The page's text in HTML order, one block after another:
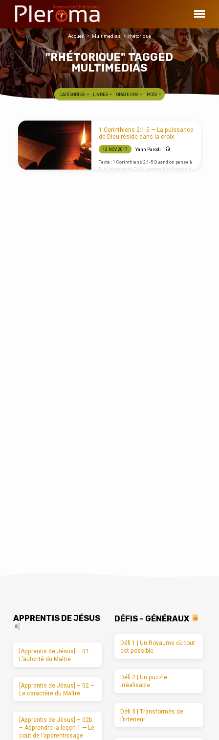
"RHÉTORIQUE" TAGGED
MULTIMEDIAS
Accueil Multimedias rhétorique
CATÉGORIES LIVRES ORATEURS MOIS
"RHÉTORIQUE"
TAGGED
MULTIMEDIAS
1 Corinthiens 2:1-5 — La puissance
de Dieu réside dans la croix
12 NOV 2017 Yann Parodi
Texte : 1 Corinthiens 2:1-5 Quand on pense à
la puissance de Dieu, la première chose qui
APPRENTIS DE JÉSUS
[Apprentis de Jésus] – 01 –
L’autorité du Maître
[Apprentis de Jésus] – 02 –
Le caractère du Maître
[Apprentis de Jésus] – 02b
– Apprendre la leçon 1 — Le
coût de l’apprentissage
DÉFIS – GÉNÉRAUX
Défi 1 | Un Royaume où tout
est possible
Défi 2 | Un puzzle
irréalisable
Défi 3 | Transformés de
l’intérieur